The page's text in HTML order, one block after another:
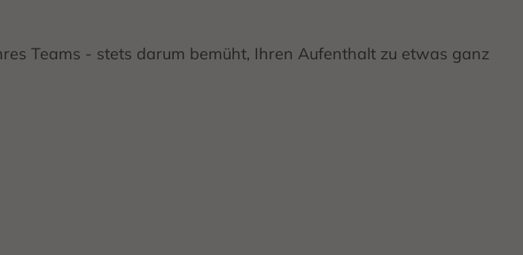
Teams - stets darum bemüht, Ihren Aufenthalt zu etwas ganz